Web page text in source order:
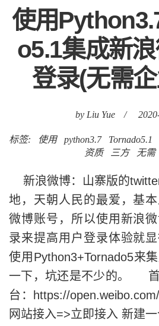
使用
o5.1集成新
登录(无需
by Liu Yue /
标签: 使用 python3.7 Tornado5.1
资质
三方 无需
新浪微博：山寨版的
地，天朝人民的最爱，基
微博账号，所以使用新浪
录来提高用户登录体验就
使用Python3+Tornado5来
一下，坑还是不少的。 首
台：https://
网站接入=>立即接入 新建